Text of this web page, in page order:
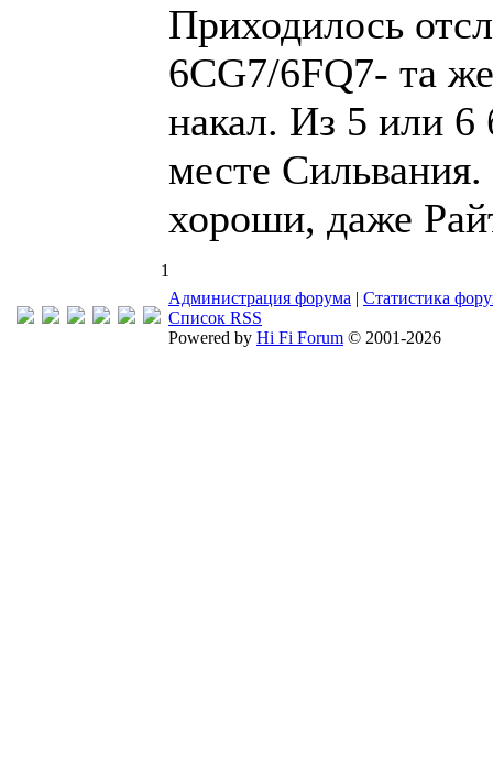
Приходилось
6CG7/6FQ7- та
накал. Из 5 или 6
месте
хороши, даже
1
Администрация форума | Статистика
Список RSS
Powered by Hi Fi Forum © 2001-2026